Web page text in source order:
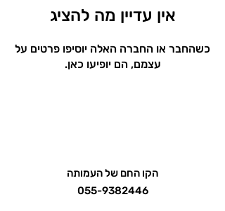
אין עדיין מה להציג
כשהחבר או החברה האלה יוסיפו פרטים על
עצמם, הם יופיעו כאן.
הקו החם של העמותה
055-9382446